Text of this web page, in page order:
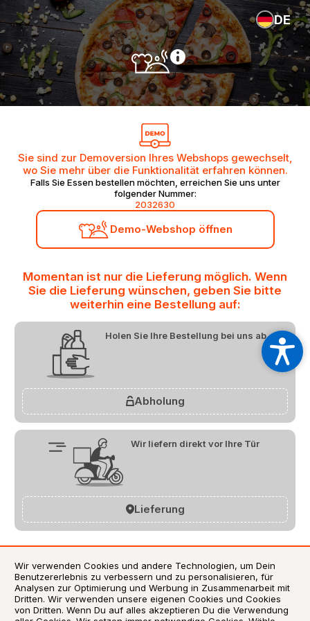
DE
Sie sind zur Demoversion Ihres Webshops gewechselt,
wo Sie mehr über die Funktionalität erfahren können.
Falls Sie Essen bestellen möchten, erreichen Sie uns unter
folgender Nummer:
2032630
Demo-Webshop öffnen
Momentan ist nur die Lieferung möglich. Wenn
Sie die Lieferung wünschen, geben Sie bitte
weiterhin eine Bestellung auf:
Holen Sie Ihre Bestellung bei uns ab
Abholung
Wir liefern direkt vor Ihre Tür
Lieferung
AGB
Datenschutzerklärung
Impressum
Wir verwenden Cookies und andere Technologien, um Dein
Benutzererlebnis zu verbessern und zu personalisieren, für
Analysen zur Optimierung und Werbung in Zusammenarbeit mit
Dritten. Wir verwenden unsere eigenen Cookies und Cookies
von Dritten. Wenn Du auf alles akzeptieren Du die Verwendung